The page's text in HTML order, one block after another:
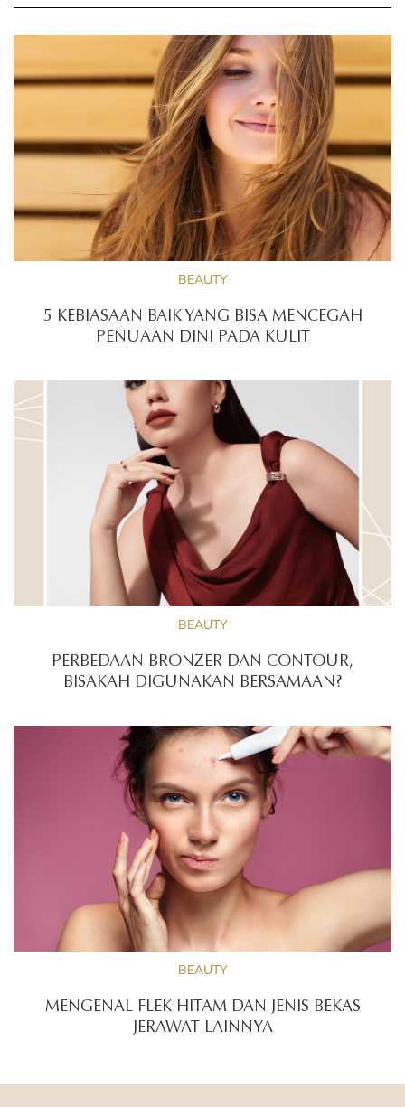
BEAUTY
5 KEBIASAAN BAIK YANG BISA MENCEGAH
PENUAAN DINI PADA KULIT
BEAUTY
PERBEDAAN BRONZER DAN CONTOUR,
BISAKAH DIGUNAKAN BERSAMAAN?
BEAUTY
MENGENAL FLEK HITAM DAN JENIS BEKAS
JERAWAT LAINNYA